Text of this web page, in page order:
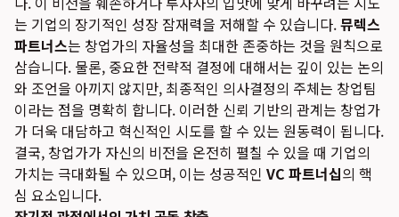
는 기업의 장기적인 성장 잠재력을 저해할 수 있습니다.뮤렉스
파트너스는 창업가의 자율성을 최대한 존중하는 것을 원칙으로
삼습니다. 물론, 중요한 전략적 결정에 대해서는 깊이 있는 논의
와 조언을 아끼지 않지만, 최종적인 의사결정의 주체는 창업팀
이라는 점을 명확히 합니다. 이러한 신뢰 기반의 관계는 창업가
가 더욱 대담하고 혁신적인 시도를 할 수 있는 원동력이 됩니다.
결국, 창업가가 자신의 비전을 온전히 펼칠 수 있을 때 기업의
가치는 극대화될 수 있으며, 이는 성공적인 VC 파트너십의 핵
심 요소입니다.